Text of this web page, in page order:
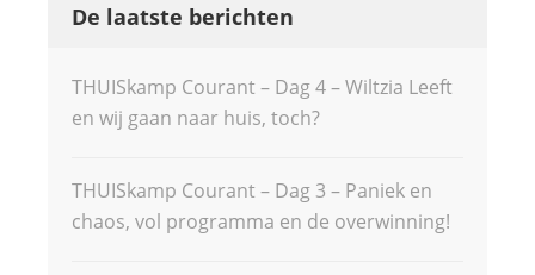
De laatste berichten
THUISkamp Courant – Dag 4 – Wiltzia Leeft
en wij gaan naar huis, toch?
THUISkamp Courant – Dag 3 – Paniek en
chaos, vol programma en de overwinning!